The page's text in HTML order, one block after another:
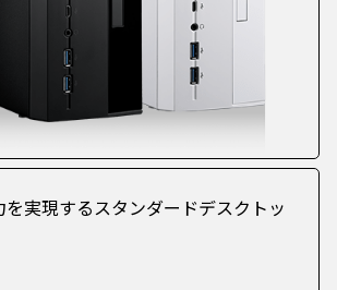
実現するスタンダードデスクトッ